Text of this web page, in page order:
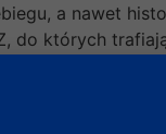
a nawet
do których
wskazówki
klinicznych (w